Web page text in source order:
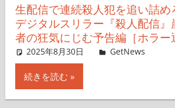
生配信で連続殺人犯を追い詰
デジタルスリラー『殺人配信
者の狂気にじむ予告編［ホラー
2025年8月30日 レイナス
GetNews
続きを読む